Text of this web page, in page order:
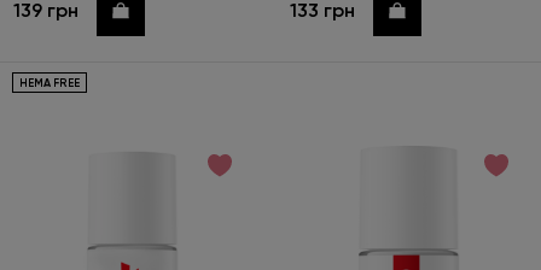
139 грн Купити 133 грн Купити
HEMA FREE